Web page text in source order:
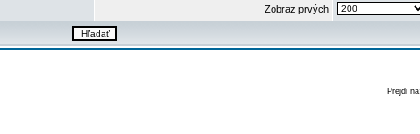
Zobraz prvých
Prejdi na: